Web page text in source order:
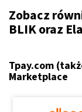
Zobacz
BLIK oraz
Tpay.com
Marketplace